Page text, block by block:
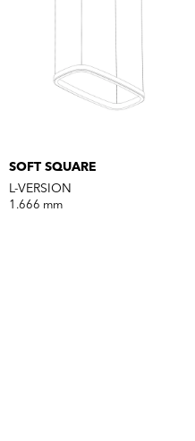
SOFT SQUARE
L-VERSION
1.666 mm